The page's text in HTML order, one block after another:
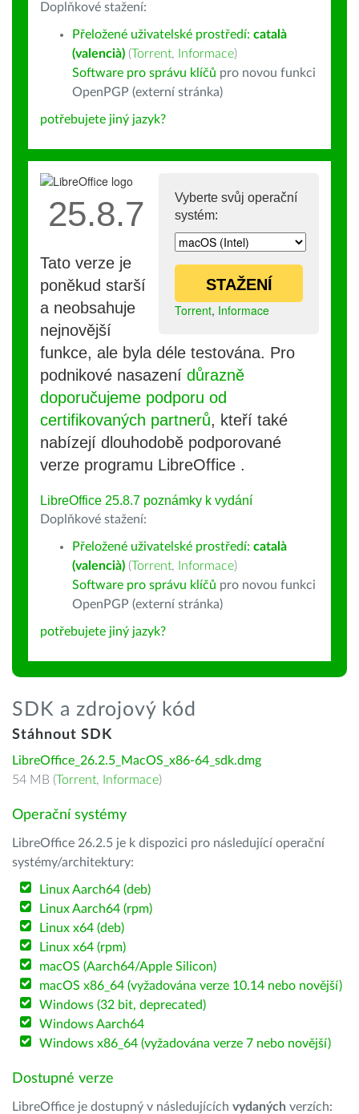
Doplňkové stažení:
Přeložené uživatelské prostředí: català
(valencià) (Torrent, Informace)
Software pro správu klíčů pro novou funkci
OpenPGP (externí stránka)
potřebujete jiný jazyk?
Vyberte svůj operační
systém:
STAŽENÍ
Torrent, Informace
25.8.7
Tato verze je
poněkud starší
a neobsahuje
nejnovější
funkce, ale byla déle testována. Pro
podnikové nasazení důrazně
doporučujeme podporu od
certifikovaných partnerů, kteří také
nabízejí dlouhodobě podporované
verze programu LibreOffice .
LibreOffice 25.8.7 poznámky k vydání
Doplňkové stažení:
Přeložené uživatelské prostředí: català
(valencià) (Torrent, Informace)
Software pro správu klíčů pro novou funkci
OpenPGP (externí stránka)
potřebujete jiný jazyk?
SDK a zdrojový kód
Stáhnout SDK
LibreOffice_26.2.5_MacOS_x86-64_sdk.dmg
54 MB (Torrent, Informace)
Operační systémy
LibreOffice 26.2.5 je k dispozici pro následující operační
systémy/architektury:
Linux Aarch64 (deb)
Linux Aarch64 (rpm)
Linux x64 (deb)
Linux x64 (rpm)
macOS (Aarch64/Apple Silicon)
macOS x86_64 (vyžadována verze 10.14 nebo novější)
Windows (32 bit, deprecated)
Windows Aarch64
Windows x86_64 (vyžadována verze 7 nebo novější)
Dostupné verze
LibreOffice je dostupný v následujících vydaných verzích: